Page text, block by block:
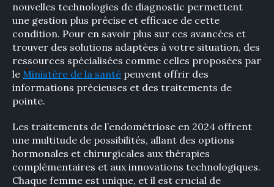
nouvelles technologies de diagnostic permettent
une gestion plus précise et efficace de cette
condition. Pour en savoir plus sur ces avancées et
trouver des solutions adaptées à votre situation, des
ressources spécialisées comme celles proposées par
le Ministère de la santé peuvent offrir des
informations précieuses et des traitements de
pointe.
Les traitements de l’endométriose en 2024 offrent
une multitude de possibilités, allant des options
hormonales et chirurgicales aux thérapies
complémentaires et aux innovations technologiques.
Chaque femme est unique, et il est crucial de